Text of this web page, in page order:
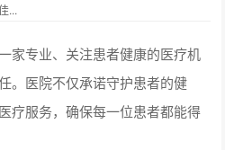
...
专业、关注患者健康的医疗机
。医院不仅承诺守护患者的健
疗服务，确保每一位患者都能得